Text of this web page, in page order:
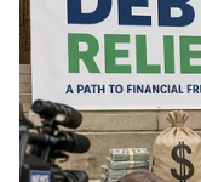
ஆலயத்தின்
திருடர்கள்
மக்கள் மீது
தமிழ்நாட்டு